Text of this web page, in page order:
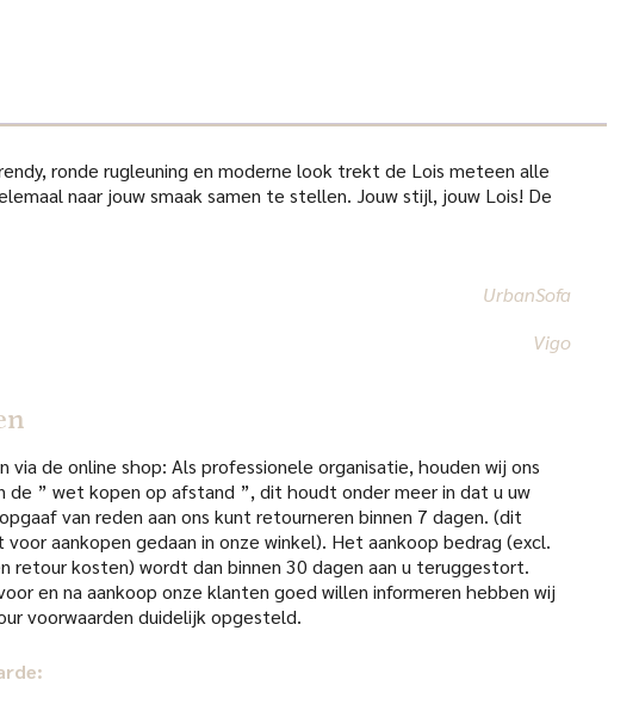
ronde rugleuning en moderne look trekt de Lois meteen alle
naar jouw smaak samen te stellen. Jouw stijl, jouw Lois! De
UrbanSofa
Vigo
via de online shop: Als professionele organisatie, houden wij ons
de ” wet kopen op afstand ”, dit houdt onder meer in dat u uw
van reden aan ons kunt retourneren binnen 7 dagen. (dit
aankopen gedaan in onze winkel). Het aankoop bedrag (excl.
retour kosten) wordt dan binnen 30 dagen aan u teruggestort.
en na aankoop onze klanten goed willen informeren hebben wij
voorwaarden duidelijk opgesteld.